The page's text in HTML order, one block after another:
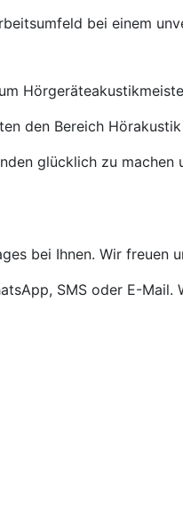
bei einem
den Bereich
glücklich zu
bei Ihnen. Wir freuen
SMS oder E-Mail.